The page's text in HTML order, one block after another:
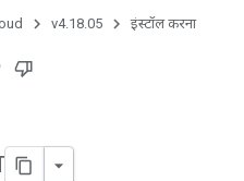
v4.18.05 इंस्टॉल करना